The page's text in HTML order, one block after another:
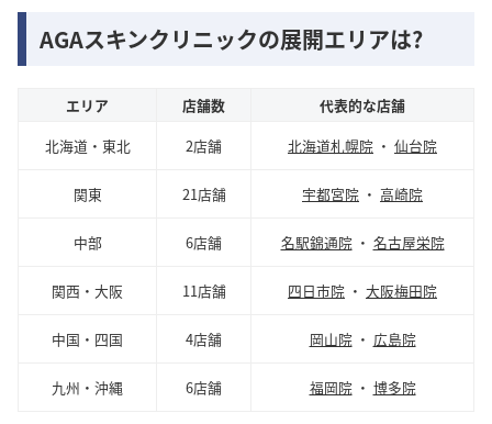
AGAスキンクリニックの展開エリアは?
エリア 店舗数
代表的な店舗
北海道・東北
2店舗 北海道札幌院 ・ 仙台院
関東 21店舗 宇都宮院 ・ 高崎院
中部 6店舗 名駅錦通院 ・ 名古屋栄院
関西・大阪 11店舗 四日市院 ・ 大阪梅田院
中国・四国 4店舗 岡山院 ・ 広島院
九州・沖縄 6店舗 福岡院 ・ 博多院